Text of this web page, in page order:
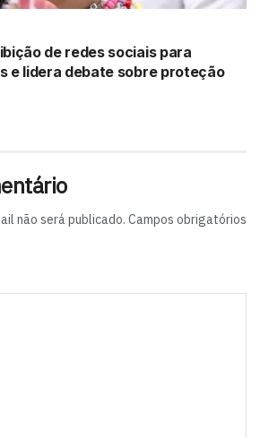
de redes sociais para
e lidera debate sobre proteção
não será publicado. Campos obrigatórios